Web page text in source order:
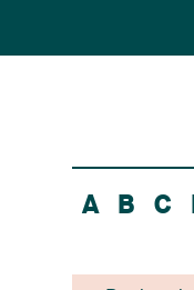
A B C